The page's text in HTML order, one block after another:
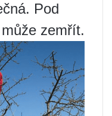
Pod
zemřít.